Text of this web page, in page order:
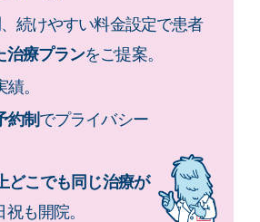
、続けやすい料金設定で患者
治療プランをご提案。
。
約制 でプライバシー
どこでも同じ治療が
も開院。